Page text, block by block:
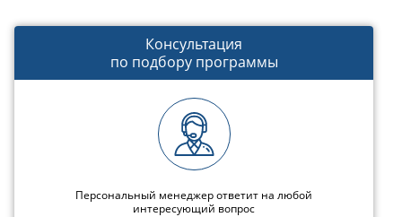
Консультация
по подбору программы
Персональный менеджер ответит на любой
интересующий вопрос